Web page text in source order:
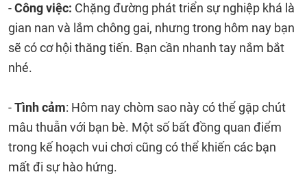
-Công việc: Chặng đường phát triển sự nghiệp khá là
gian nan và lắm chông gai, nhưng trong hôm nay bạn
sẽ có cơ hội thăng tiến. Bạn cần nhanh tay nắm bắt
nhé.
-Tình cảm: Hôm nay chòm sao này có thể gặp chút
mâu thuẫn với bạn bè. Một số bất đồng quan điểm
trong kế hoạch vui chơi cũng có thể khiến các bạn
mất đi sự hào hứng.